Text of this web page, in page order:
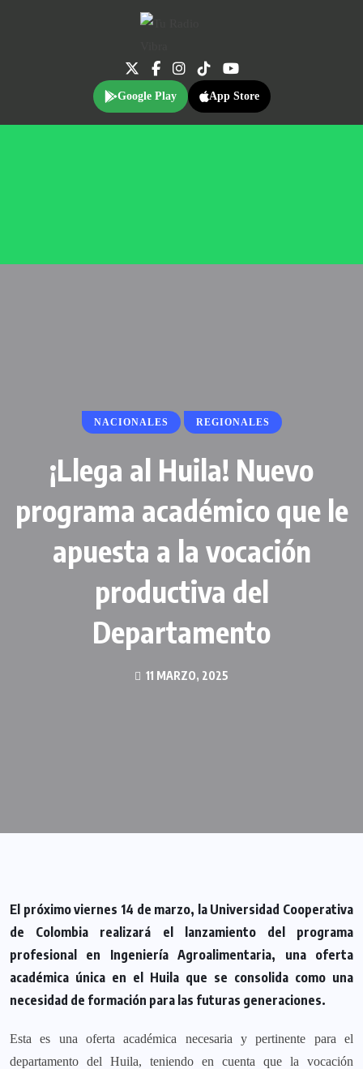
Google Play App Store
NACIONALES REGIONALES
¡Llega al Huila! Nuevo
programa académico que le
apuesta a la vocación
productiva del
Departamento
11 MARZO, 2025
El próximo viernes 14 de marzo, la Universidad Cooperativa
de Colombia realizará el lanzamiento del programa
profesional en Ingeniería Agroalimentaria, una oferta
académica única en el Huila que se consolida como una
necesidad de formación para las futuras generaciones.
​​​​Esta es una oferta académica necesaria y pertinente para el
departamento del Huila, teniendo en cuenta que la vocación